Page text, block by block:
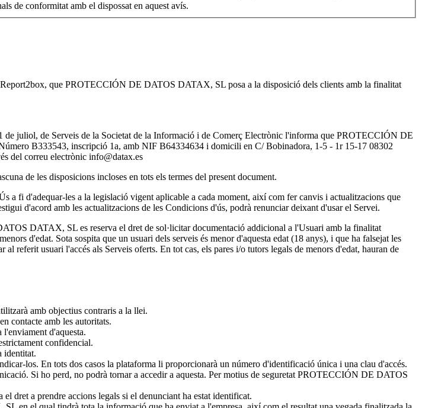
i accepto el processament de les meves dades personals de conformitat amb el dispossat en aquest avís.
que PROTECCIÓN DE DATOS DATAX, SL posa a la disposició dels clients amb la finalitat
juliol, de Serveis de la Societat de la Informació i de Comerç Electrònic l'informa que PROTECCIÓN DE
B333543, inscripció 1a, amb NIF B64334634 i domicili en C/ Bobinadora, 1-5 - 1r 15-17 08302
del correu electrònic info@datax.es
de les disposicions incloses en tots els termes del present document.
fi d'adequar-les a la legislació vigent aplicable a cada moment, així com fer canvis i actualitzacions que
d'acord amb les actualitzacions de les Condicions d'ús, podrà renunciar deixant d'usar el Servei.
DATAX, SL es reserva el dret de sol·licitar documentació addicional a l'Usuari amb la finalitat
d'edat. Sota sospita que un usuari dels serveis és menor d'aquesta edat (18 anys), i que ha falsejat les
usuari l'accés als Serveis oferts. En tot cas, els pares i/o tutors legals de menors d'edat, hauran de
amb objectius contraris a la llei.
contacte amb les autoritats.
d'aquesta.
confidencial.
identitat.
los. En tots dos casos la plataforma li proporcionarà un número d'identificació única i una clau d'accés.
Si ho perd, no podrà tornar a accedir a aquesta. Per motius de seguretat PROTECCIÓN DE DATOS
dret a prendre accions legals si el denunciant ha estat identificat.